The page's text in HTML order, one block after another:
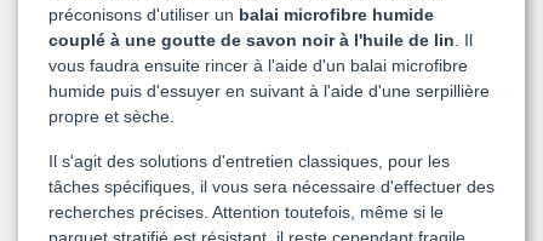
préconisons d'utiliser un balai microfibre humide
couplé à une goutte de savon noir à l'huile de lin. Il
vous faudra ensuite rincer à l'aide d'un balai microfibre
humide puis d'essuyer en suivant à l'aide d'une serpillière
propre et sèche.
Il s'agit des solutions d'entretien classiques, pour les
tâches spécifiques, il vous sera nécessaire d'effectuer des
recherches précises. Attention toutefois, même si le